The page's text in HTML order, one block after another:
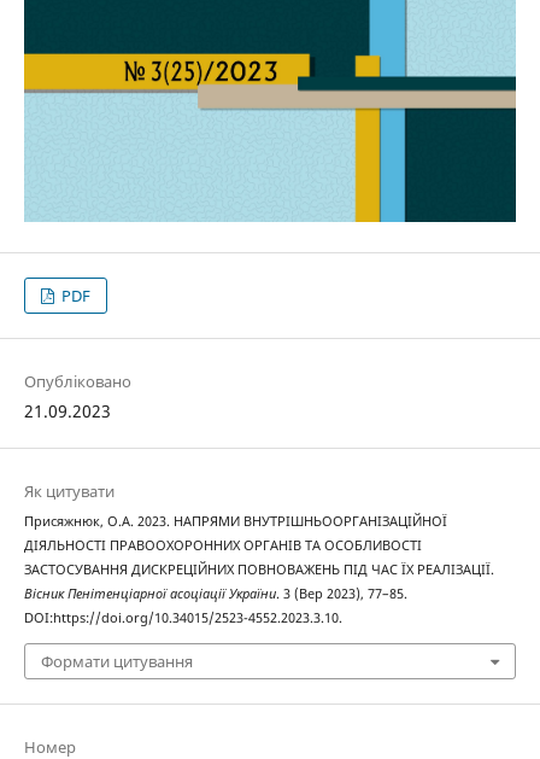
PDF
Опубліковано
21.09.2023
Як цитувати
Присяжнюк, О.А. 2023. НАПРЯМИ ВНУТРІШНЬООРГАНІЗАЦІЙНОЇ
ДІЯЛЬНОСТІ ПРАВООХОРОННИХ ОРГАНІВ ТА ОСОБЛИВОСТІ
ЗАСТОСУВАННЯ ДИСКРЕЦІЙНИХ ПОВНОВАЖЕНЬ ПІД ЧАС ЇХ РЕАЛІЗАЦІЇ.
Вісник Пенітенціарної асоціації України. 3 (Вер 2023), 77–85.
DOI:https://doi.org/10.34015/2523-4552.2023.3.10.
Формати цитування
Номер